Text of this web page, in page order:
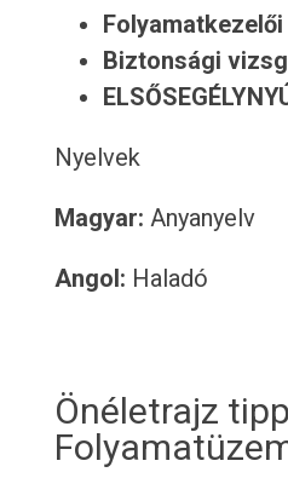
Biztonsági
Nyelvek
Magyar: Anyanyelv
Angol: Haladó
Önéletrajz